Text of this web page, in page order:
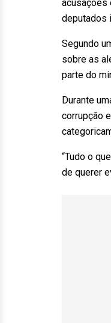
acusações
deputados
Segundo
sobre as
parte do
Durante
corrupção
“Tudo o
de querer